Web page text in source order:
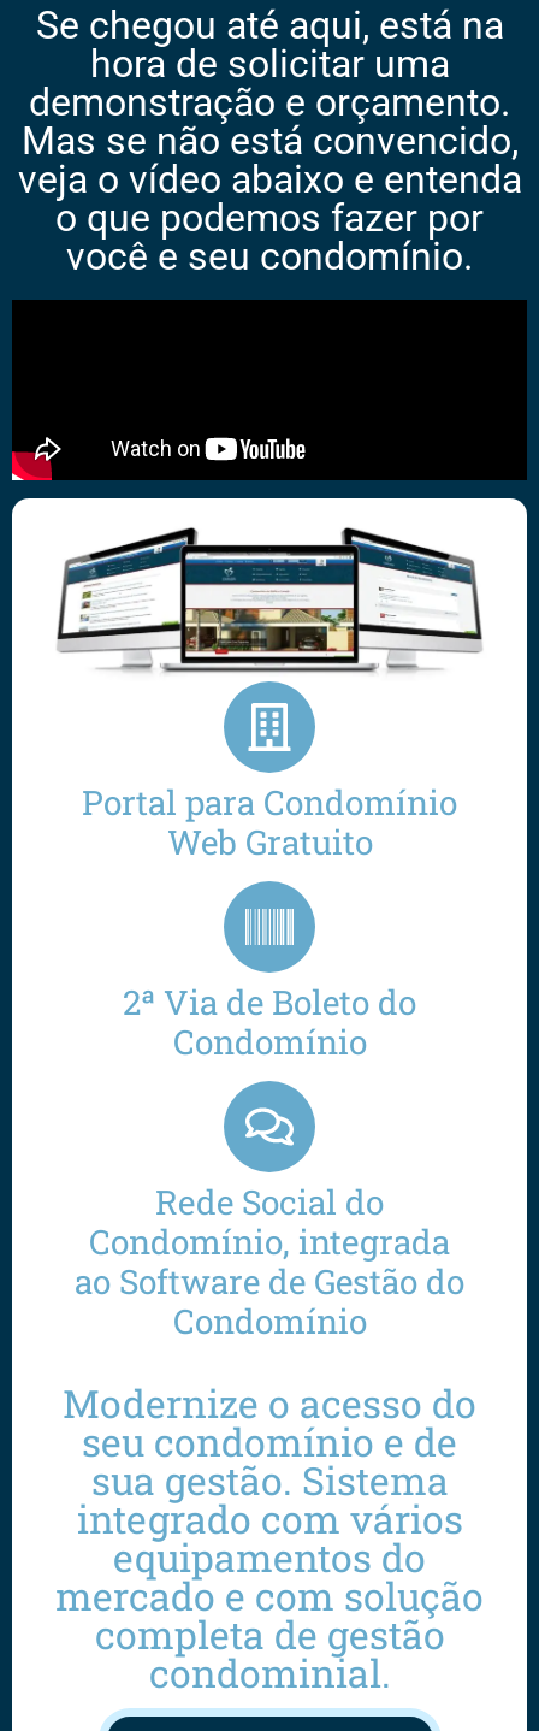
Se chegou até aqui, está na
hora de solicitar uma
demonstração e orçamento.
Mas se não está convencido,
veja o vídeo abaixo e entenda
o que podemos fazer por
você e seu condomínio.
Portal para Condomínio
Web Gratuito
2ª Via de Boleto do
Condomínio
Rede Social do
Condomínio, integrada
ao Software de Gestão do
Condomínio
Modernize o acesso do
seu condomínio e de
sua gestão. Sistema
integrado com vários
equipamentos do
mercado e com solução
completa de gestão
condominial.